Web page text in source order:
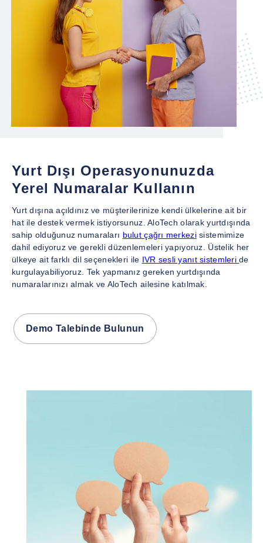
Yurt Dışı Operasyonunuzda
Yerel Numaralar Kullanın
Yurt dışına açıldınız ve müşterilerinize kendi ülkelerine ait bir
hat ile destek vermek istiyorsunuz. AloTech olarak yurtdışında
sahip olduğunuz numaraları bulut çağrı merkezisistemimize
dahil ediyoruz ve gerekli düzenlemeleri yapıyoruz. Üstelik her
ülkeye ait farklı dil seçenekleri ile IVR sesli yanıt sistemleride
kurgulayabiliyoruz. Tek yapmanız gereken yurtdışında
numaralarınızı almak ve AloTech ailesine katılmak.
Demo Talebinde Bulunun